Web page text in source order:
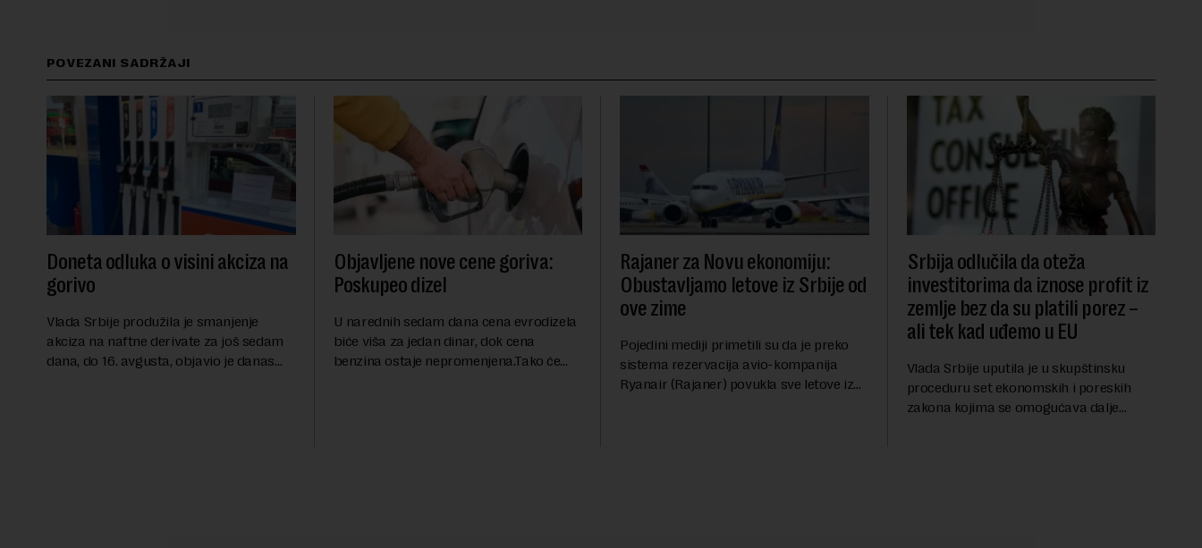
POVEZANI SADRŽAJI
Doneta odluka o visini akciza na
gorivo
Vlada Srbije produžila je smanjenje
akciza na naftne derivate za još sedam
dana, do 16. avgusta, objavio je danas
Objavljene nove cene goriva:
Poskupeo dizel
U narednih sedam dana cena evrodizela
biće viša za jedan dinar, dok cena
benzina ostaje nepromenjena.Tako će
Rajaner za Novu ekonomiju:
Obustavljamo letove iz Srbije od
ove zime
Pojedini mediji primetili su da je preko
sistema rezervacija avio-kompanija
Ryanair (Rajaner) povukla sve letove iz
Srbija odlučila da oteža
investitorima da iznose profit iz
zemlje bez da su platili porez –
ali tek kad uđemo u EU
Vlada Srbije uputila je u skupštinsku
proceduru set ekonomskih i poreskih
zakona kojima se omogućava dalje